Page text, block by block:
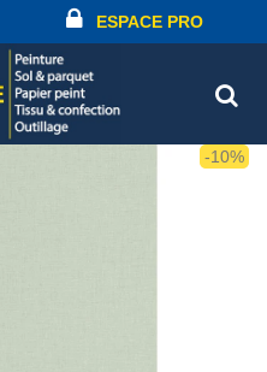
ESPACE PRO
-10%